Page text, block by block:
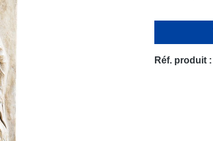
Réf. produit :